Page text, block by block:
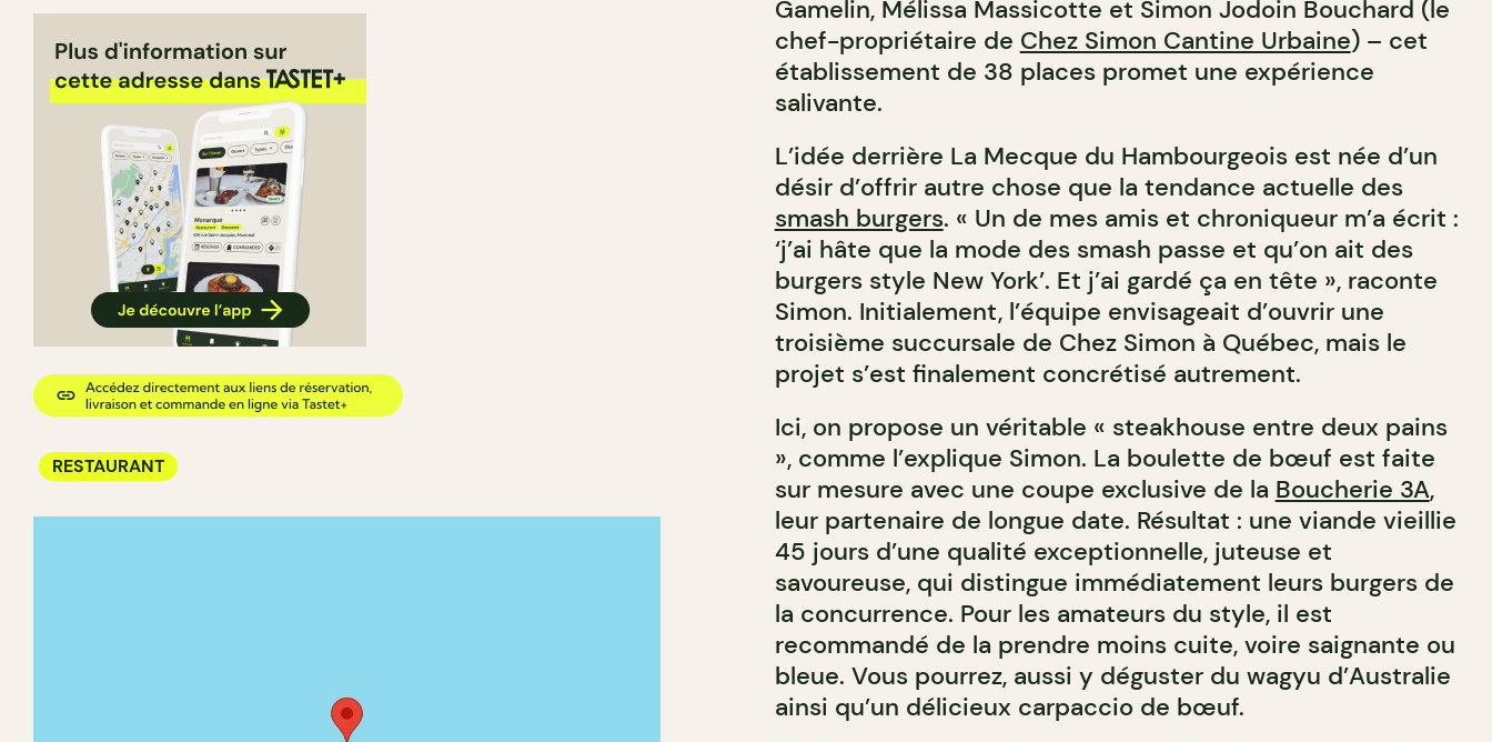
RESTAURANT
Gamelin, Mélissa Massicotte et Simon Jodoin Bouchard (le
chef-propriétaire de Chez Simon Cantine Urbaine) – cet
établissement de 38 places promet une expérience
salivante.
L’idée derrière La Mecque du Hambourgeois est née d’un
désir d’offrir autre chose que la tendance actuelle des
smash burgers. « Un de mes amis et chroniqueur m’a écrit :
‘j’ai hâte que la mode des smash passe et qu’on ait des
burgers style New York’. Et j’ai gardé ça en tête », raconte
Simon. Initialement, l’équipe envisageait d’ouvrir une
troisième succursale de Chez Simon à Québec, mais le
projet s’est finalement concrétisé autrement.
Ici, on propose un véritable « steakhouse entre deux pains
», comme l’explique Simon. La boulette de bœuf est faite
sur mesure avec une coupe exclusive de la Boucherie 3A,
leur partenaire de longue date. Résultat : une viande vieillie
45 jours d’une qualité exceptionnelle, juteuse et
savoureuse, qui distingue immédiatement leurs burgers de
la concurrence. Pour les amateurs du style, il est
recommandé de la prendre moins cuite, voire saignante ou
bleue. Vous pourrez, aussi y déguster du wagyu d’Australie
ainsi qu’un délicieux carpaccio de bœuf.